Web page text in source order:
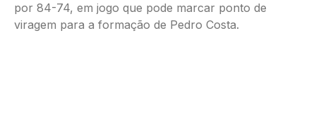
por 84-74, em jogo que pode marcar ponto de
viragem para a formação de Pedro Costa.